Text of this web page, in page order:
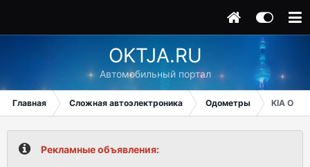
OKTJA.RU
Автомобильный портал
Главная Сложная автоэлектроника Одометры KIA
Рекламные объявления: